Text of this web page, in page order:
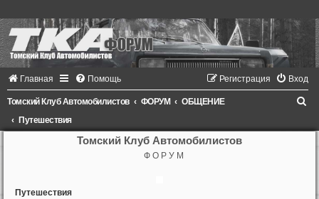
Главная Помощь Вход
Регистрация
Томский Клуб Автомобилистов ФОРУМ
ОБЩЕНИЕ
Путешествия
Томский Клуб Автомобилистов
Ф О Р У М
Путешествия